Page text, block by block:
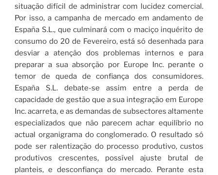
situação difícil de administrar com lucidez comercial.
Por isso, a campanha de mercado em andamento de
España S.L., que culminará com o maciço inquérito de
consumo do 20 de Fevereiro, está só desenhada para
desviar a atenção dos problemas internos e para
preparar a sua absorção por Europe Inc. perante o
temor de queda de confiança dos consumidores.
España S.L. debate-se assim entre a perda de
capacidade de gestão que a sua integração em Europe
Inc. acarreta, e as demandas de subsectores altamente
especializados que não parecem achar equilíbrio no
actual organigrama do conglomerado. O resultado só
pode ser ralentização do processo produtivo, custos
produtivos crescentes, possível ajuste brutal de
planteis, e desconfiança do mercado. Perante esta